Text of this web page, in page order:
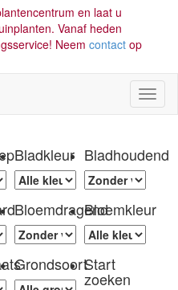
en laat u
Vanaf heden
Neem contact op
Bladkleur Bladhoudend
BloemdragendBloemkleur
GrondsoortStart
zoeken